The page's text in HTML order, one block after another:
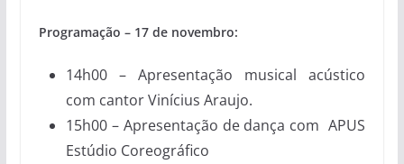
Programação – 17 de novembro:
14h00 – Apresentação musical acústico
com cantor Vinícius Araujo.
15h00 – Apresentação de dança com APUS
Estúdio Coreográfico